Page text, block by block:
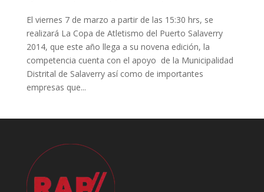
El viernes 7 de marzo a partir de las 15:30 hrs, se
realizará La Copa de Atletismo del Puerto Salaverry
2014, que este año llega a su novena edición, la
competencia cuenta con el apoyo de la Municipalidad
Distrital de Salaverry así como de importantes
empresas que...